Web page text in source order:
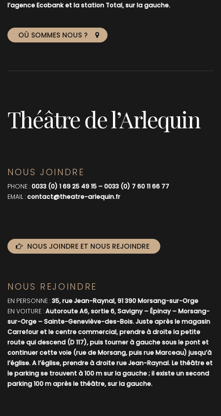
l’agence Ecobank et la station Total, sur la gauche.
OÙ SOMMES NOUS ?
Théâtre de l’Arlequin
NOUS JOINDRE
PHONE :0033 (0) 1 69 25 49 15 – 0033 (0) 7 60 11 66 77
EMAIL :contact@theatre-arlequin.fr
NOUS JOINDRE ET NOUS REJOINDRE
NOUS REJOINDRE
EN PERSONNE :35, rue Jean-Raynal, 91 390 Morsang-sur-Orge
EN VOITURE :Autoroute A6, sortie 6, Savigny – Épinay – Morsang-
sur-Orge – Sainte-Geneviève-des-Bois. Juste après le magasin
Carrefour et le centre commercial, prendre à droite la petite
route qui descend (D 117), puis tourner à gauche sous le pont et
continuer cette voie (rue de Morsang, puis rue Marceau) jusqu’à
l’église. A l’église, prendre à droite rue Jean-Raynal. Le théâtre et
le parking se trouvent à 100 m sur la gauche ; il existe un second
parking 100 m après le théâtre, sur la gauche.